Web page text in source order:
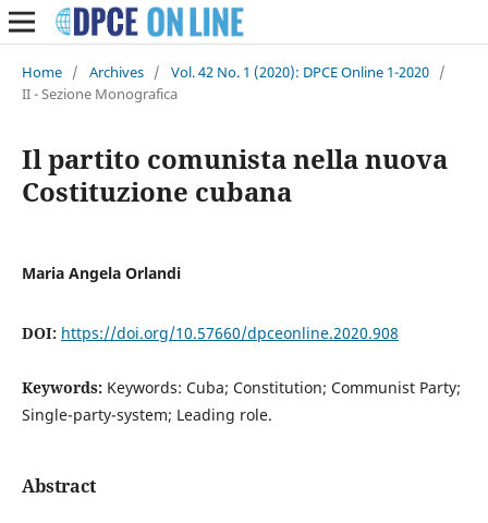
Home / Archives / Vol. 42 No. 1 (2020): DPCE Online 1-2020 /
II - Sezione Monografica
Il partito comunista nella nuova
Costituzione cubana
Maria Angela Orlandi
DOI: https://doi.org/10.57660/dpceonline.2020.908
Keywords: Keywords: Cuba; Constitution; Communist Party;
Single-party-system; Leading role.
Abstract